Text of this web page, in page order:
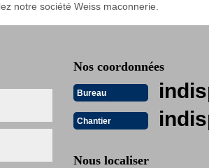
notre société Weiss maconnerie.
Nos coordonnées
Bureau
Chantier
Nous localiser